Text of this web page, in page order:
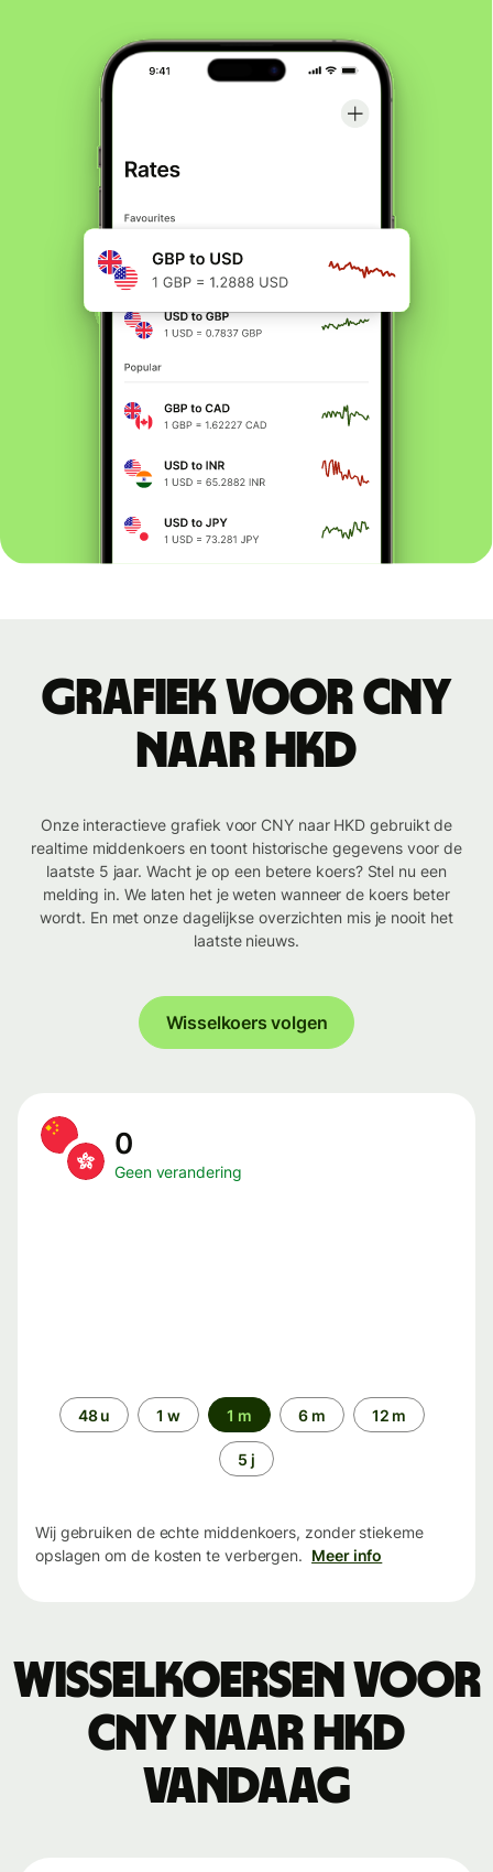
Grafiek voor CNY
naar HKD
Onze interactieve grafiek voor CNY naar HKD gebruikt de
realtime middenkoers en toont historische gegevens voor de
laatste 5 jaar. Wacht je op een betere koers? Stel nu een
melding in. We laten het je weten wanneer de koers beter
wordt. En met onze dagelijkse overzichten mis je nooit het
laatste nieuws.
Wisselkoers volgen
0
Geen verandering
Periode48 u 1 w 1 m 6 m 12 m
5 j
Wij gebruiken de echte middenkoers, zonder stiekeme
opslagen om de kosten te verbergen. Meer info
Wisselkoersen voor
CNY naar HKD
vandaag